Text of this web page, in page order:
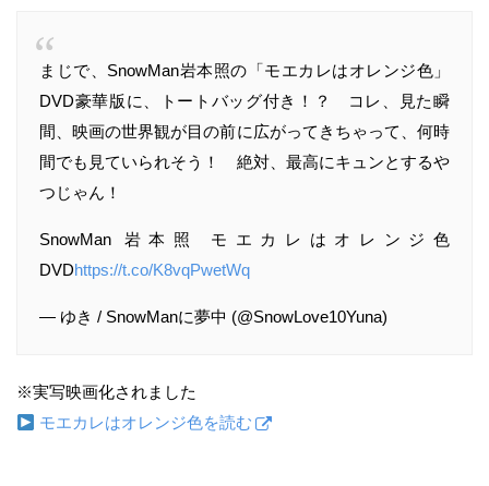
まじで、SnowMan岩本照の「モエカレはオレンジ色」
DVD豪華版に、トートバッグ付き！？ コレ、見た瞬
間、映画の世界観が目の前に広がってきちゃって、何時
間でも見ていられそう！ 絶対、最高にキュンとするや
つじゃん！
SnowMan 岩本照 モエカレはオレンジ色
DVDhttps://t.co/K8vqPwetWq
— ゆき / SnowManに夢中 (@SnowLove10Yuna)
※実写映画化されました
モエカレはオレンジ色を読む